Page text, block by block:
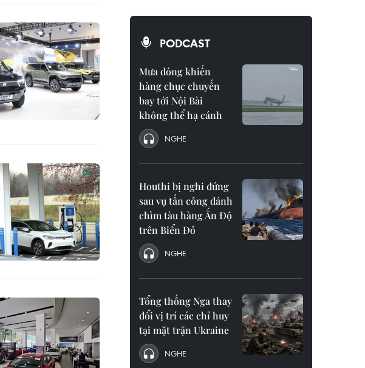
PODCAST
Mưa dông khiến
hàng chục chuyến
bay tới Nội Bài
không thể hạ cánh
NGHE
Houthi bị nghi đứng
sau vụ tấn công đánh
chìm tàu hàng Ấn Độ
trên Biển Đỏ
NGHE
Tổng thống Nga thay
đổi vị trí các chỉ huy
tại mặt trận Ukraine
NGHE